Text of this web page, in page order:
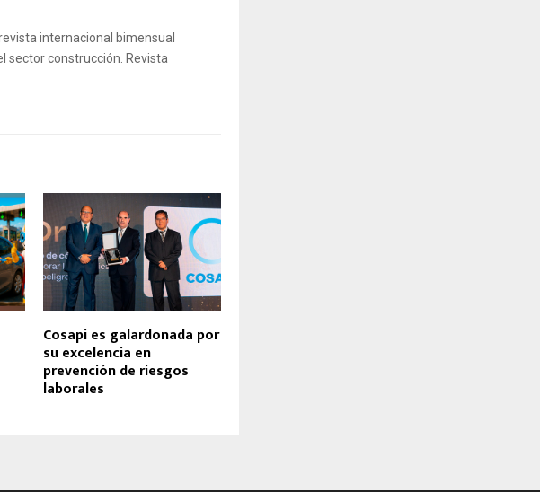
internacional bimensual
sector construcción. Revista
Cosapi es galardonada por
su excelencia en
prevención de riesgos
laborales